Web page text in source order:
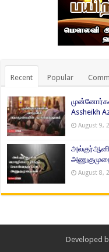
Recent Popular
Assheikh
August 9,
August 8,
Developed